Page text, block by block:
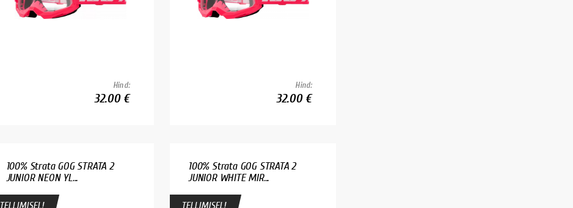
Hind:
32.00 €
Hind:
32.00 €
100% Strata GOG STRATA 2
JUNIOR NEON YL...
TELLIMISEL!
100% Strata GOG STRATA 2
JUNIOR WHITE MIR...
TELLIMISEL!